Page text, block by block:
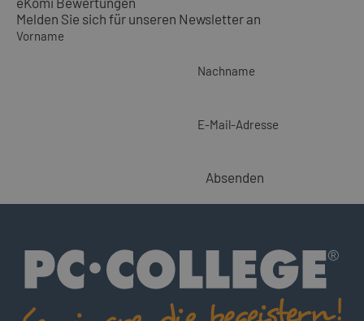
Melden Sie sich für unseren Newsletter an
Vorname
Nachname
E-Mail-Adresse
Absenden